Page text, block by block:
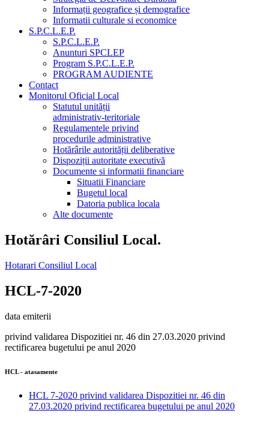
Informații geografice și demografice
Informatii culturale si economice
S.P.C.L.E.P.
S.P.C.L.E.P.
Anunturi SPCLEP
Program S.P.C.L.E.P.
PROGRAM AUDIENTE
Contact
Monitorul Oficial Local
Statutul unității
administrativ-teritoriale
Regulamentele privind
procedurile administrative
Hotărârile autorității deliberative
Dispoziții autoritate executivă
Documente si informatii financiare
Situatii Financiare
Bugetul local
Datoria publica locala
Alte documente
Hotărâri Consiliul Local.
Hotarari Consiliul Local
HCL-7-2020
data emiterii
privind validarea Dispozitiei nr. 46 din 27.03.2020 privind
rectificarea bugetului pe anul 2020
HCL - atasamente
HCL 7-2020 privind validarea Dispozitiei nr. 46 din
27.03.2020 privind rectificarea bugetului pe anul 2020